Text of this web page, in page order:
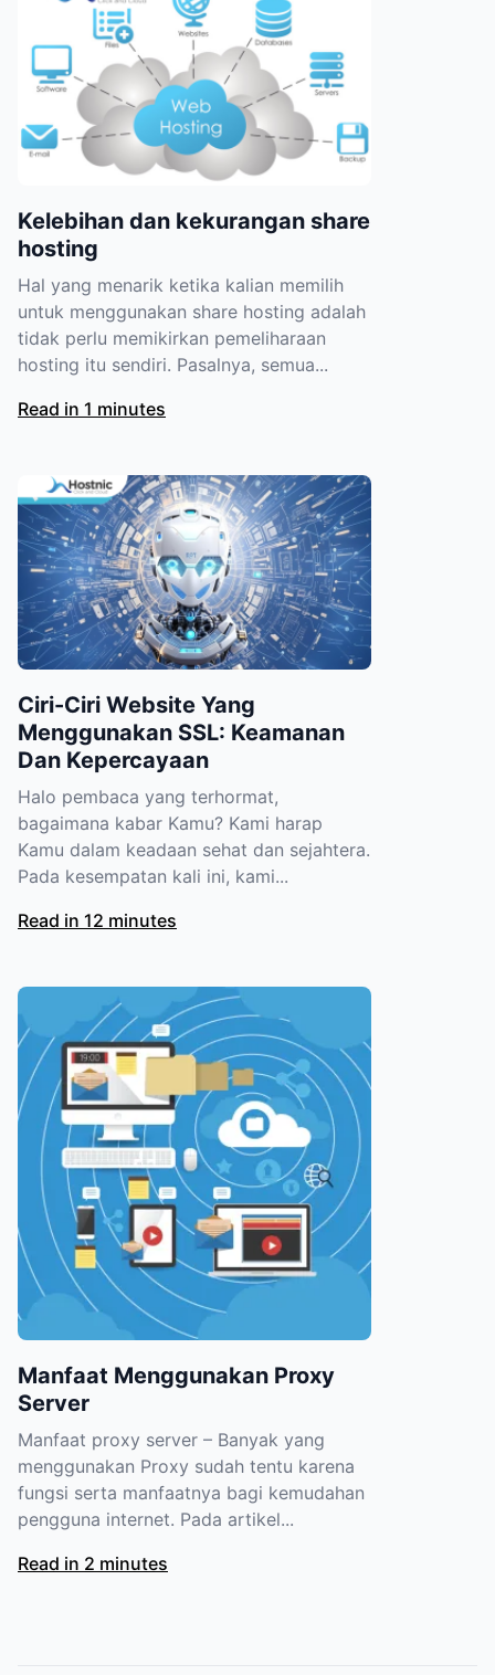
Kelebihan dan kekurangan share
hosting
Hal yang menarik ketika kalian memilih
untuk menggunakan share hosting adalah
tidak perlu memikirkan pemeliharaan
hosting itu sendiri. Pasalnya, semua...
Read in 1 minutes
Ciri-Ciri Website Yang
Menggunakan SSL: Keamanan
Dan Kepercayaan
Halo pembaca yang terhormat,
bagaimana kabar Kamu? Kami harap
Kamu dalam keadaan sehat dan sejahtera.
Pada kesempatan kali ini, kami...
Read in 12 minutes
Manfaat Menggunakan Proxy
Server
Manfaat proxy server – Banyak yang
menggunakan Proxy sudah tentu karena
fungsi serta manfaatnya bagi kemudahan
pengguna internet. Pada artikel...
Read in 2 minutes